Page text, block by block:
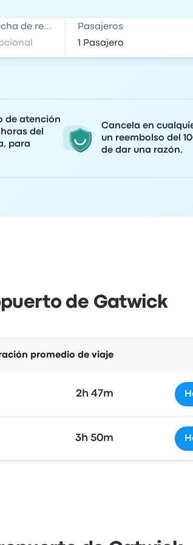
Fecha de regreso Pasajeros
de atención
del
para
Cancela en
un reembolso del
de dar una razón.
de Gatwick
promedio de viaje
2h 47m
3h 50m